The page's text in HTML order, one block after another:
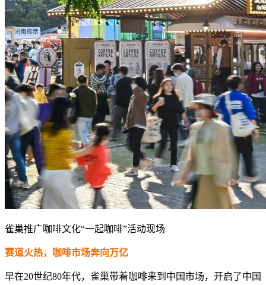
雀巢推广咖啡文化“一起咖啡”活动现场
赛道火热，咖啡市场奔向万亿
早在20世纪80年代，雀巢带着咖啡来到中国市场，开启了中国